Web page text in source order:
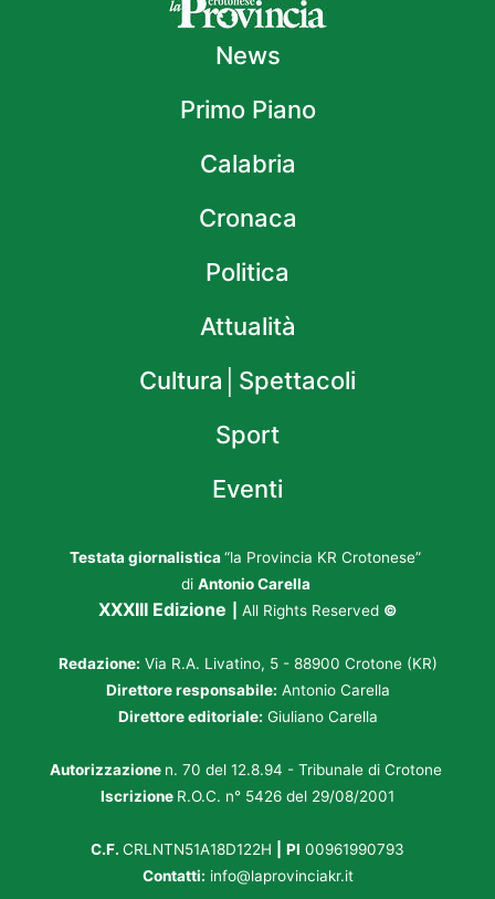
News
Primo Piano
Calabria
Cronaca
Politica
Attualità
Cultura│Spettacoli
Sport
Eventi
Testata giornalistica “la Provincia KR Crotonese”
di Antonio Carella
XXXIII Edizione All Rights Reserved ©
Redazione: Via R.A. Livatino, 5 - 88900 Crotone (KR)
Direttore responsabile: Antonio Carella
Direttore editoriale: Giuliano Carella
Autorizzazione n. 70 del 12.8.94 - Tribunale di Crotone
Iscrizione R.O.C. n° 5426 del 29/08/2001
C.F. CRLNTN51A18D122H PI 00961990793
Contatti: info@laprovinciakr.it